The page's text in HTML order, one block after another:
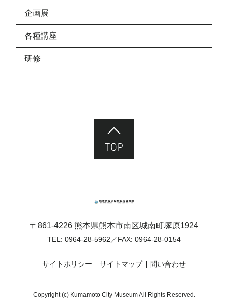
企画展
各種講座
研修
〒861-4226 熊本県熊本市南区城南町塚原1924
TEL: 0964-28-5962 ／FAX: 0964-28-0154
サイトポリシー サイトマップ 問い合わせ
Copyright (c) Kumamoto City Museum All Rights Reserved.